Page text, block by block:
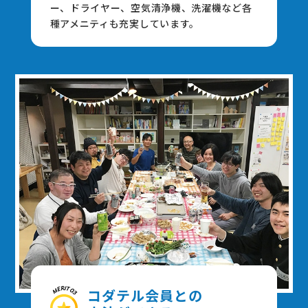
ー、ドライヤー、空気清浄機、洗濯機など各
種アメニティも充実しています。
コダテル会員との